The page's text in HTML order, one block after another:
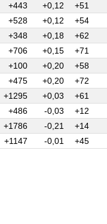
+443 +0,12 +51
+528 +0,12 +54
+348 +0,18 +62
+706 +0,15 +71
+100 +0,20 +58
+475 +0,20 +72
+1295 +0,03 +61
+486 -0,03 +12
+1786 -0,21 +14
+1147 -0,01 +45